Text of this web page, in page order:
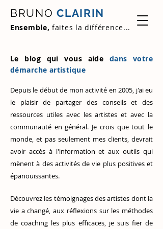
BRUNO CLAIRIN
Ensemble, faites la différence...
Le blog qui vous aide dans votre
démarche artistique
Depuis le début de mon activité en 2005, j'ai eu
le plaisir de partager des conseils et des
ressources utiles avec les artistes et avec la
communauté en général. Je crois que tout le
monde, et pas seulement mes clients, devrait
avoir accès à l'information et aux outils qui
mènent à des activités de vie plus positives et
épanouissantes.
Découvrez les témoignages des artistes dont la
vie a changé, aux réflexions sur les méthodes
de coaching les plus efficaces, je suis fier de